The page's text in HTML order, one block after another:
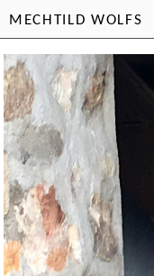
MECHTILD WOLFS